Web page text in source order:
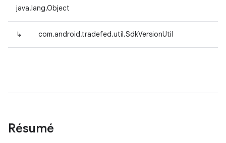
java.lang.Object
↳ com.android.tradefed.util.SdkVersionUtil
Résumé